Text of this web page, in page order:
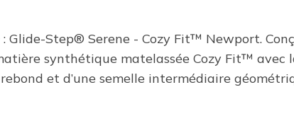
Step® Serene - Cozy Fit™ Newport.
synthétique matelassée Cozy Fit™ avec
et d’une semelle intermédiaire